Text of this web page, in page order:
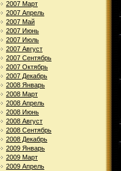
2007 Март
2007 Апрель
2007 Май
2007 Июнь
2007 Июль
2007 Август
2007 Сентябрь
2007 Октябрь
2007 Декабрь
2008 Январь
2008 Март
2008 Апрель
2008 Июнь
2008 Август
2008 Сентябрь
2008 Декабрь
2009 Январь
2009 Март
2009 Апрель